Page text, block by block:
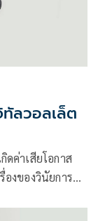
ลวอลเล็ต
ค่าเสียโอกาส
งของวินัยการ